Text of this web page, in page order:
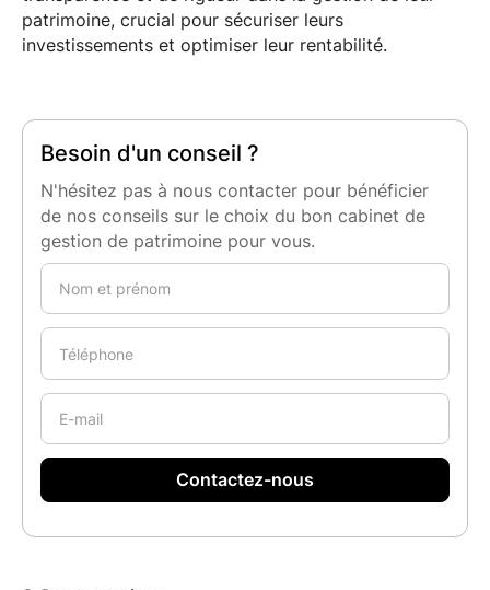
patrimoine, crucial pour sécuriser leurs
investissements et optimiser leur rentabilité.
Besoin d'un conseil ?
N'hésitez pas à nous contacter pour bénéficier
de nos conseils sur le choix du bon cabinet de
gestion de patrimoine pour vous.